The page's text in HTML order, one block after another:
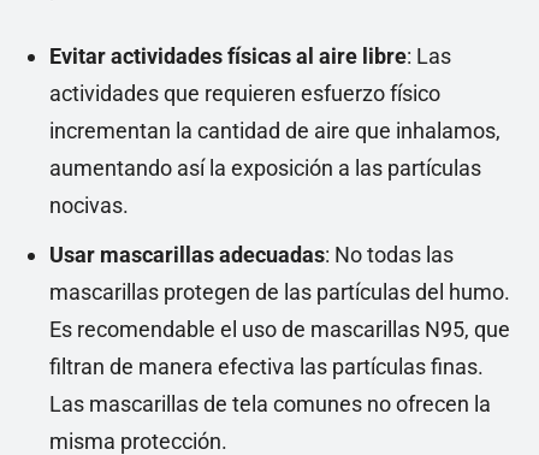
Evitar actividades físicas al aire libre: Las
actividades que requieren esfuerzo físico
incrementan la cantidad de aire que inhalamos,
aumentando así la exposición a las partículas
nocivas.
Usar mascarillas adecuadas: No todas las
mascarillas protegen de las partículas del humo.
Es recomendable el uso de mascarillas N95, que
filtran de manera efectiva las partículas finas.
Las mascarillas de tela comunes no ofrecen la
misma protección.